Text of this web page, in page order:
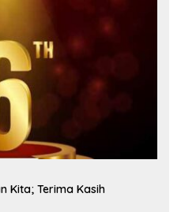
Kita; Terima Kasih